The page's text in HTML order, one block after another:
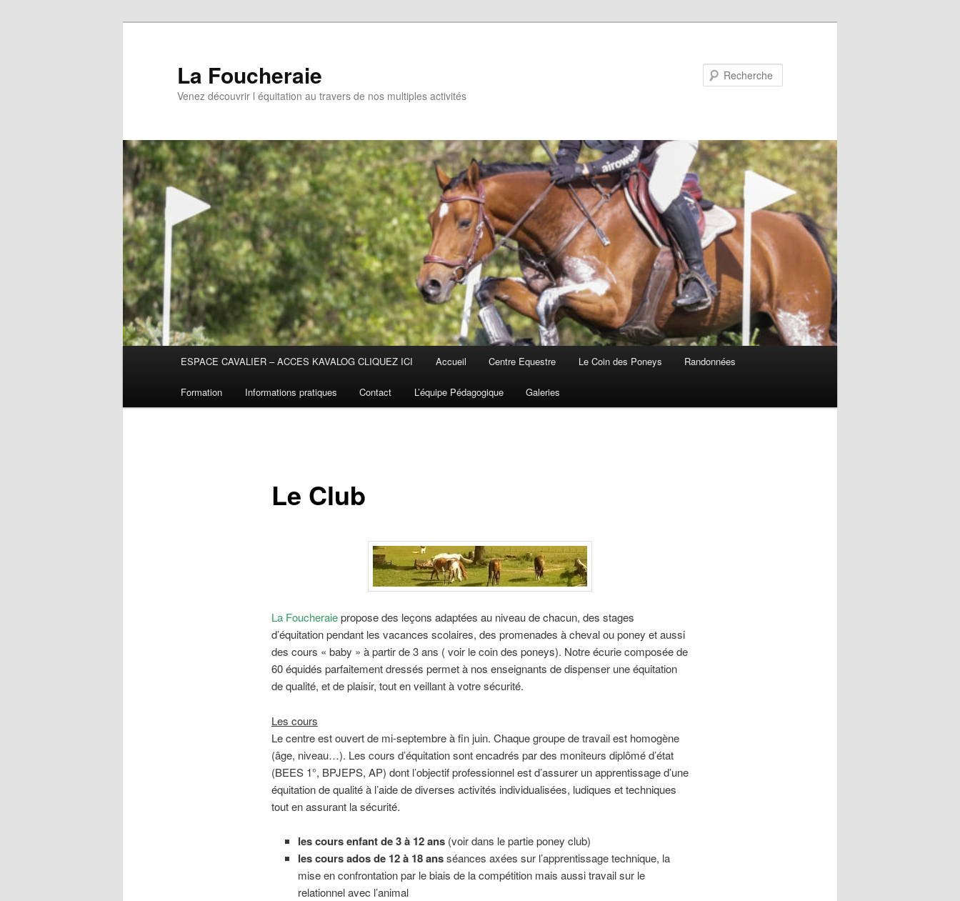
La Foucheraie
Venez découvrir l équitation au travers de nos multiples activités
ESPACE CAVALIER – ACCES KAVALOG CLIQUEZ ICI Accueil Centre Equestre Le Coin des Poneys Randonnées
Formation Informations pratiques Contact L’équipe Pédagogique Galeries
Le Club
La Foucheraiepropose des leçons adaptées au niveau de chacun, des stages
d’équitation pendant les vacances scolaires, des promenades à cheval ou poney et aussi
des cours « baby » à partir de 3 ans ( voir le coin des poneys). Notre écurie composée de
60 équidés parfaitement dressés permet à nos enseignants de dispenser une équitation
de qualité, et de plaisir, tout en veillant à votre sécurité.
Les cours
Le centre est ouvert de mi-septembre à fin juin. Chaque groupe de travail est homogène
(âge, niveau…). Les cours d’équitation sont encadrés par des moniteurs diplômé d’état
(BEES 1°, BPJEPS, AP) dont l’objectif professionnel est d’assurer un apprentissage d’une
équitation de qualité à l’aide de diverses activités individualisées, ludiques et techniques
tout en assurant la sécurité.
les cours enfant de 3 à 12 ans (voir dans le partie poney club)
les cours ados de 12 à 18 ansséances axées sur l’apprentissage technique, la
mise en confrontation par le biais de la compétition mais aussi travail sur le
relationnel avec l’animal